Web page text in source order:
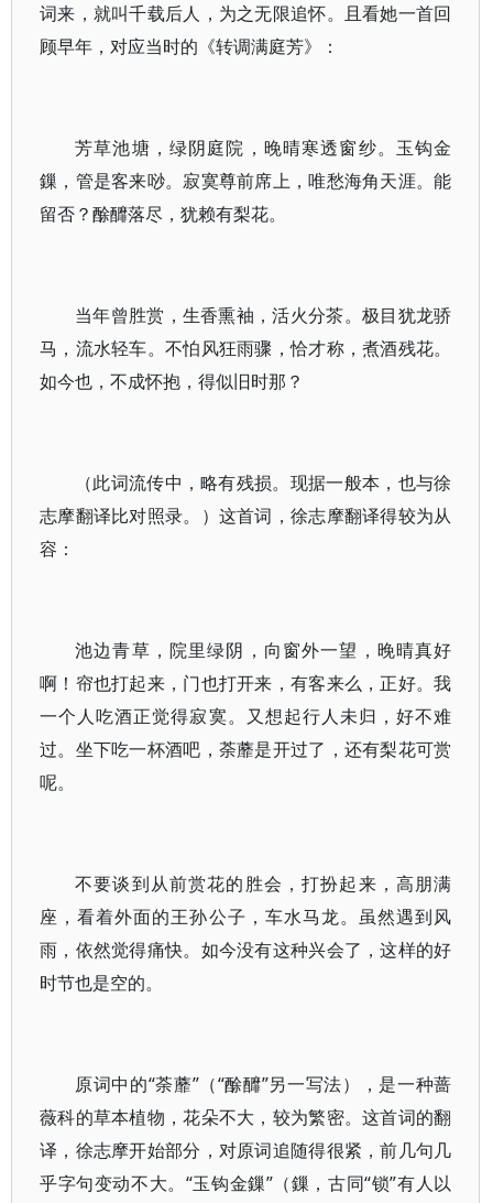
词来，就叫千载后人，为之无限追怀。且看她一首回
顾早年，对应当时的《转调满庭芳》：
芳草池塘，绿阴庭院，晚晴寒透窗纱。玉钩金
鏁，管是客来唦。寂寞尊前席上，唯愁海角天涯。能
留否？酴釄落尽，犹赖有梨花。
当年曾胜赏，生香熏袖，活火分茶。极目犹龙骄
马，流水轻车。不怕风狂雨骤，恰才称，煮酒残花。
如今也，不成怀抱，得似旧时那？
（此词流传中，略有残损。现据一般本，也与徐
志摩翻译比对照录。）这首词，徐志摩翻译得较为从
容：
池边青草，院里绿阴，向窗外一望，晚晴真好
啊！帘也打起来，门也打开来，有客来么，正好。我
一个人吃酒正觉得寂寞。又想起行人未归，好不难
过。坐下吃一杯酒吧，荼蘼是开过了，还有梨花可赏
呢。
不要谈到从前赏花的胜会，打扮起来，高朋满
座，看着外面的王孙公子，车水马龙。虽然遇到风
雨，依然觉得痛快。如今没有这种兴会了，这样的好
时节也是空的。
原词中的“荼蘼”（“酴釄”另一写法），是一种蔷
薇科的草本植物，花朵不大，较为繁密。这首词的翻
译，徐志摩开始部分，对原词追随得很紧，前几句几
乎字句变动不大。“玉钩金鏁”（鏁，古同“锁”有人以